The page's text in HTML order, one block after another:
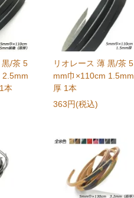
/茶 5
2.5mm
本
リオレース 薄 黒/茶 5
mm巾×110cm 1.5mm
厚 1本
363円(税込)